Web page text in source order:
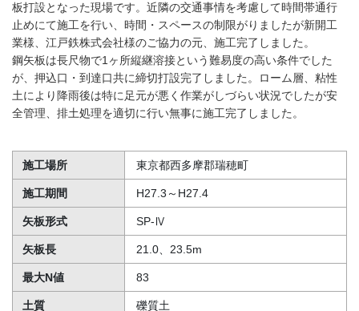
板打設となった現場です。近隣の交通事情を考慮して時間帯通行
止めにて施工を行い、時間・スペースの制限がりましたが新開工
業様、江戸鉄株式会社様のご協力の元、施工完了しました。
鋼矢板は長尺物で1ヶ所縦継溶接という難易度の高い条件でした
が、押込口・到達口共に締切打設完了しました。ローム層、粘性
土により降雨後は特に足元が悪く作業がしづらい状況でしたが安
全管理、排土処理を適切に行い無事に施工完了しました。
施工場所 東京都西多摩郡瑞穂町
施工期間 H27.3～H27.4
矢板形式 SP-Ⅳ
矢板長 21.0、23.5m
最大N値 83
土質 礫質土